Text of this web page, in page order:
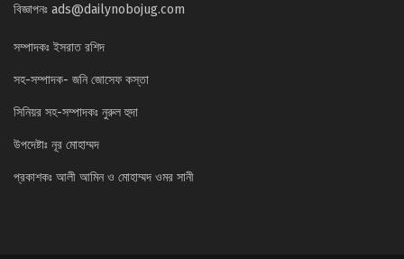
বিজ্ঞাপনঃ ads@dailynobojug.com
সম্পাদকঃ ইসরাত রশিদ
সহ-সম্পাদক- জনি জোসেফ কস্তা
সিনিয়র সহ-সম্পাদকঃ নুরুল হুদা
উপদেষ্টাঃ নূর মোহাম্মদ
প্রকাশকঃ আলী আমিন ও মোহাম্মদ ওমর সানী